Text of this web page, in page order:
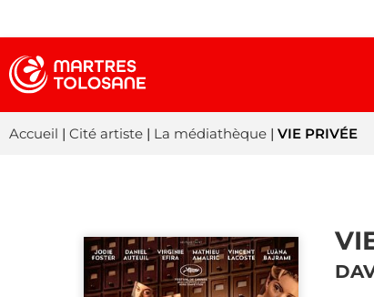
Accueil | Cité artiste | La médiathèque | VIE PRIVÉE